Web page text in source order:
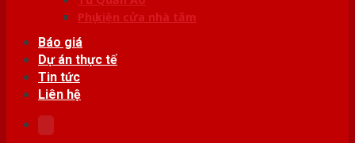
Phụ kiện cửa nhà tắm
Báo giá
Dự án thực tế
Tin tức
Liên hệ